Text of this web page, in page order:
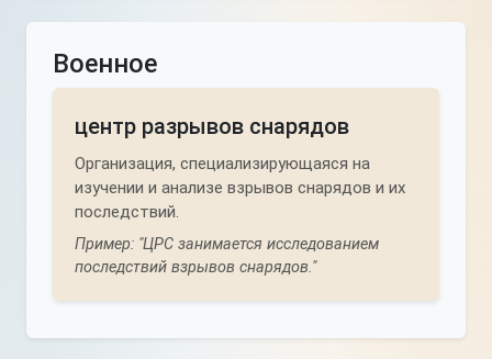
Военное
центр разрывов снарядов
Организация, специализирующаяся на
изучении и анализе взрывов снарядов и их
последствий.
Пример: "ЦРС занимается исследованием
последствий взрывов снарядов."